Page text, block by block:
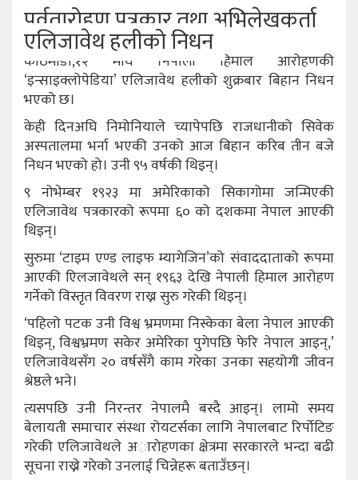
पर्वतारोहण पत्रकार तथा अभिलेखकर्ता
एलिजावेथ हलीको निधन
काठमाडौ,१२ माघ ।नेपाली हिमाल आरोहणकी
‘इन्साइक्लोपेडिया’ एलिजावेथ हलीको शुक्रबार बिहान निधन
भएको छ।
केही दिनअघि निमोनियाले च्यापेपछि राजधानीको सिवेक
अस्पतालमा भर्ना भएकी उनको आज बिहान करिब तीन बजे
निधन भएको हो। उनी ९५ वर्षकी थिइन्।
९ नोभेम्बर १९२३ मा अमेरिकाको सिकागोमा जन्मिएकी
एलिजावेथ पत्रकारको रूपमा ६० को दशकमा नेपाल आएकी
थिइन्।
सुरुमा ‘टाइम एण्ड लाइफ म्यागेजिन’को संवाददाताको रूपमा
आएकी एिलजावेथले सन् १९६३ देखि नेपाली हिमाल आरोहण
गर्नेको विस्तृत विवरण राख्न सुरु गरेकी थिइन्।
‘पहिलो पटक उनी विश्व भ्रमणमा निस्केका बेला नेपाल आएकी
थिइन्, विश्वभ्रमण सकेर अमेरिका पुगेपछि फेरि नेपाल आइन्,’
एलिजावेथसँग २० वर्षसँगै काम गरेका उनका सहयोगी जीवन
श्रेष्ठले भने।
त्यसपछि उनी निरन्तर नेपालमै बस्दै आइन्। लामो समय
बेलायती समाचार संस्था रोयटर्सका लागि नेपालबाट रिर्पोटिङ
गरेकी एलिजावेथले अारोहणका क्षेत्रमा सरकारले भन्दा बढी
सूचना राख्ने गरेको उनलाई चिन्नेहरू बताउँछन्।